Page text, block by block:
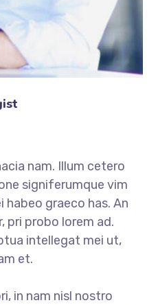
nam. Illum cetero
signiferumque vim
habeo graeco has. An
pri probo lorem ad.
intellegat mei ut,
et.
in nam nisl nostro